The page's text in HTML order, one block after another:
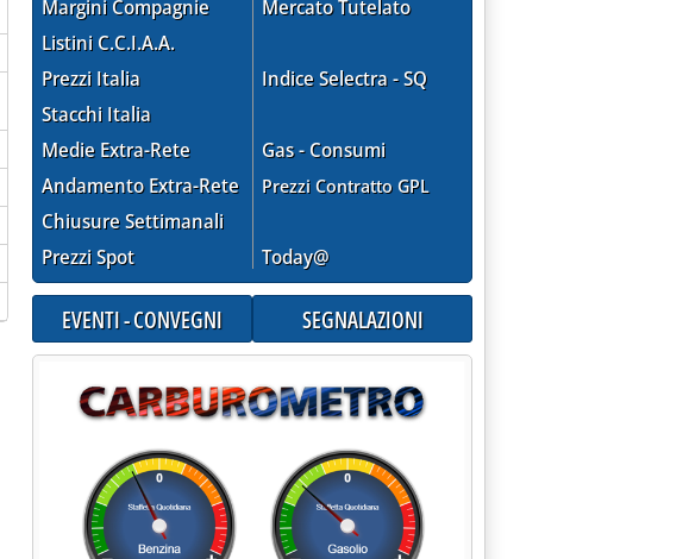
Margini Compagnie
Listini C.C.I.A.A.
Prezzi Italia
Stacchi Italia
Medie Extra-Rete
Andamento Extra-Rete
Chiusure Settimanali
Prezzi Spot
Mercato Tutelato
Indice Selectra - SQ
Gas - Consumi
Prezzi Contratto GPL
Today@
EVENTI - CONVEGNI SEGNALAZIONI